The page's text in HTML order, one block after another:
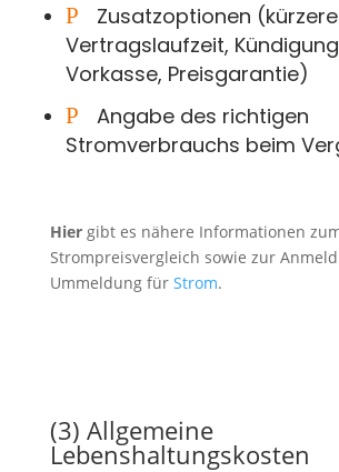
P
Zusatzoptionen (kürzere
Vertragslaufzeit,
Vorkasse, Preisgarantie)
P
Angabe des richtigen
Stromverbrauchs beim
Hiergibt es nähere Informationen
Strompreisvergleich sowie zur
Ummeldung für Strom.
(3) Allgemeine
Lebenshaltungskosten